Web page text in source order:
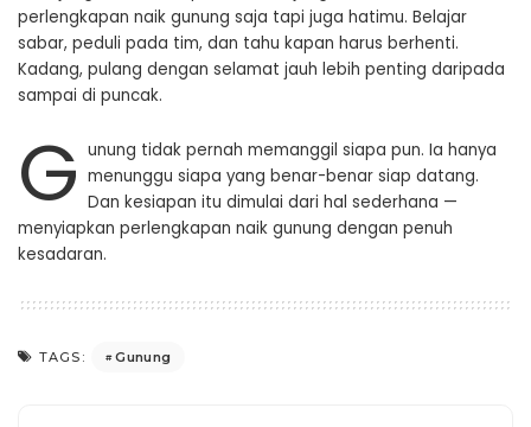
perlengkapan naik gunung saja tapi juga hatimu. Belajar
sabar, peduli pada tim, dan tahu kapan harus berhenti.
Kadang, pulang dengan selamat jauh lebih penting daripada
sampai di puncak.
G unung tidak pernah memanggil siapa pun. Ia hanya
menunggu siapa yang benar-benar siap datang.
Dan kesiapan itu dimulai dari hal sederhana —
menyiapkan perlengkapan naik gunung dengan penuh
kesadaran.
TAGS: Gunung